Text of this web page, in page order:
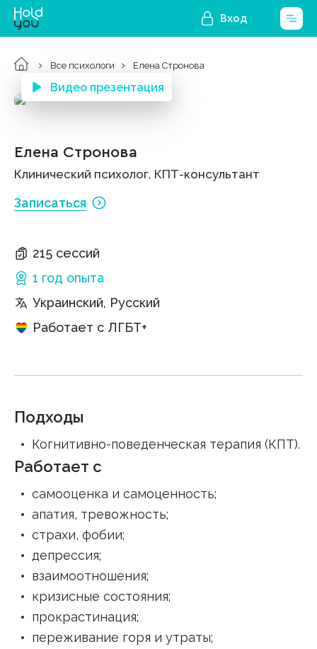
Вход
Все психологи Елена Стронова
Видео презентация
Елена Стронова
Клинический психолог, КПТ-консультант
Записаться
215 сессий
1 год опыта
Украинский, Русский
Работает с ЛГБТ+
Подходы
Когнитивно-поведенческая терапия (КПТ).
Работает с
самооценка и самоценность;
апатия, тревожность;
страхи, фобии;
депрессия;
взаимоотношения;
кризисные состояния;
прокрастинация;
переживание горя и утраты;